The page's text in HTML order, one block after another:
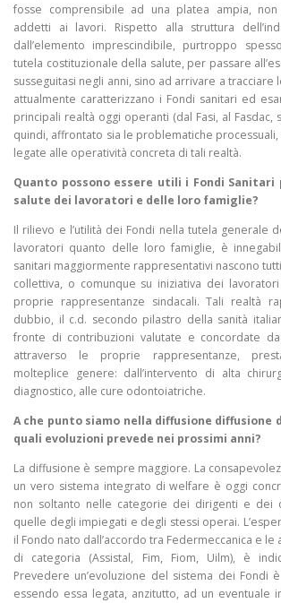
fosse comprensibile ad una platea ampia,
addetti ai lavori. Rispetto alla struttura
dall’elemento imprescindibile, purtroppo
tutela costituzionale della salute, per passare
susseguitasi negli anni, sino ad arrivare a tracciare
attualmente caratterizzano i Fondi sanitari ed
principali realtà oggi operanti (dal Fasi, al Fasdac,
quindi, affrontato sia le problematiche
legate alle operatività concreta di tali realtà.
Quanto possono essere utili i Fondi
salute dei lavoratori e delle loro famiglie?
Il rilievo e l’utilità dei Fondi nella tutela generale
lavoratori quanto delle loro famiglie, è
sanitari maggiormente rappresentativi nascono
collettiva, o comunque su iniziativa dei
proprie rappresentanze sindacali. Tali realtà
dubbio, il c.d. secondo pilastro della sanità
fronte di contribuzioni valutate e concordate
attraverso le proprie rappresentanze,
molteplice genere: dall’intervento di alta
diagnostico, alle cure odontoiatriche.
A che punto siamo nella diffusione diffusione
quali evoluzioni prevede nei prossimi anni?
La diffusione è sempre maggiore. La
un vero sistema integrato di welfare è oggi
non soltanto nelle categorie dei dirigenti e dei
quelle degli impiegati e degli stessi operai.
il Fondo nato dall’accordo tra Federmeccanica e le
di categoria (Assistal, Fim, Fiom, Uilm), è
Prevedere un’evoluzione del sistema dei Fondi
essendo essa legata, anzitutto, ad un eventuale